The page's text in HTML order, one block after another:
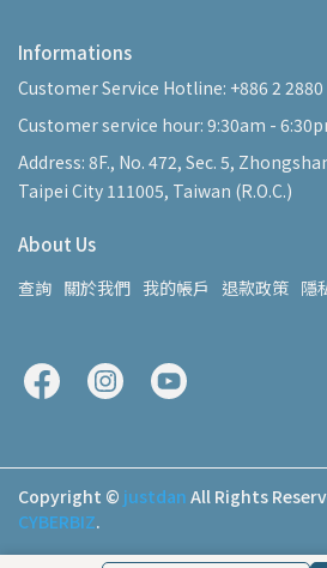
Informations
Customer Service Hotline: +886 2 2880
Customer service hour: 9:30am -
Address: 8F., No. 472, Sec. 5,
Taipei City 111005, Taiwan (R.O.C.)
About Us
查詢 關於我們 我的帳戶 退款政策 隱
Copyright © justdan All Rights
CYBERBIZ.